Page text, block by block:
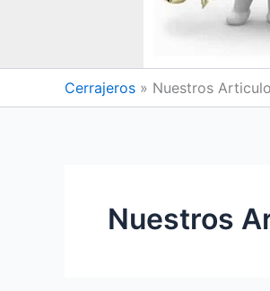
Cerrajeros » Nuestros
Nuestros